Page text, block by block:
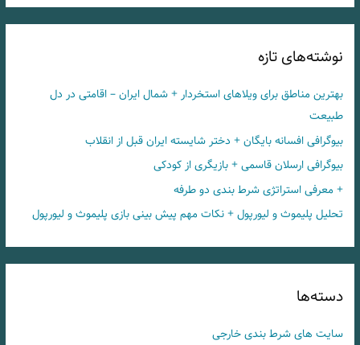
نوشته‌های تازه
بهترین مناطق برای ویلاهای استخردار + شمال ایران – اقامتی در دل
طبیعت
بیوگرافی افسانه بایگان + دختر شایسته ایران قبل از انقلاب
بیوگرافی ارسلان قاسمی + بازیگری از کودکی
+ معرفی استراتژی شرط بندی دو طرفه
تحلیل پلیموث و لیورپول + نکات مهم پیش بینی بازی پلیموث و لیورپول
دسته‌ها
سایت های شرط بندی خارجی